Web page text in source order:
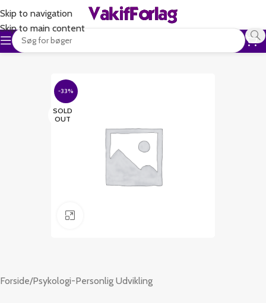
Skip to navigation
Skip to main content
-33%
SOLD
OUT
Forside/Psykologi-Personlig Udvikling